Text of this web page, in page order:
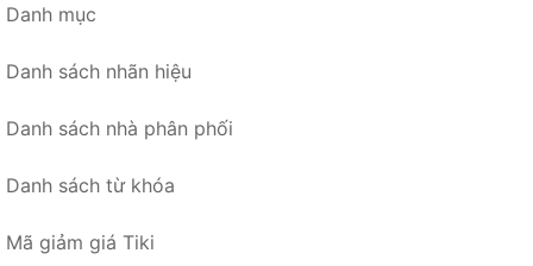
Danh mục
Danh sách nhãn hiệu
Danh sách nhà phân phối
Danh sách từ khóa
Mã giảm giá Tiki